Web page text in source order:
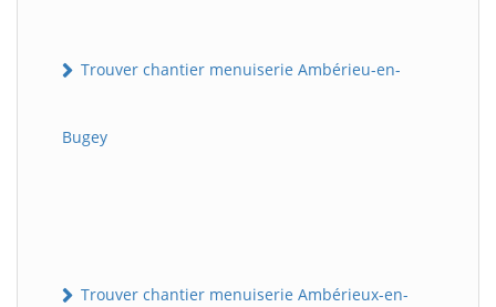
Trouver chantier menuiserie Ambérieu-en-
Bugey
Trouver chantier menuiserie Ambérieux-en-